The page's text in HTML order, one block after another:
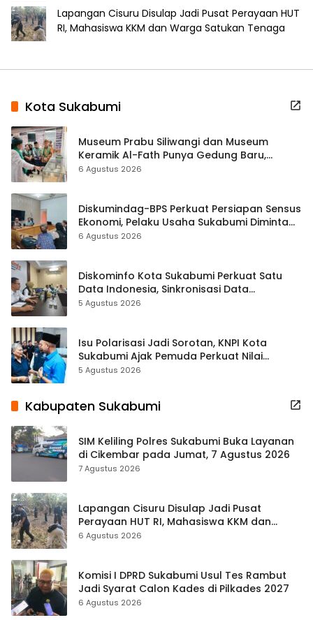
Lapangan Cisuru Disulap Jadi Pusat Perayaan HUT
RI, Mahasiswa KKM dan Warga Satukan Tenaga
Kota Sukabumi
Museum Prabu Siliwangi dan Museum
Keramik Al-Fath Punya Gedung Baru,
Hampir 500 Koleksi Dipisahkan
6 Agustus 2026
Diskumindag-BPS Perkuat Persiapan Sensus
Ekonomi, Pelaku Usaha Sukabumi Diminta
Terbuka Beri Data
6 Agustus 2026
Diskominfo Kota Sukabumi Perkuat Satu
Data Indonesia, Sinkronisasi Data
Kewilayahan Dikebut
5 Agustus 2026
Isu Polarisasi Jadi Sorotan, KNPI Kota
Sukabumi Ajak Pemuda Perkuat Nilai
Kebangsaan
5 Agustus 2026
Kabupaten Sukabumi
SIM Keliling Polres Sukabumi Buka Layanan
di Cikembar pada Jumat, 7 Agustus 2026
7 Agustus 2026
Lapangan Cisuru Disulap Jadi Pusat
Perayaan HUT RI, Mahasiswa KKM dan
Warga Satukan Tenaga
6 Agustus 2026
Komisi I DPRD Sukabumi Usul Tes Rambut
Jadi Syarat Calon Kades di Pilkades 2027
6 Agustus 2026